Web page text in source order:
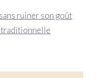
ruiner son goût
traditionnelle